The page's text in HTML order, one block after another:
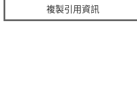
複製引用資訊